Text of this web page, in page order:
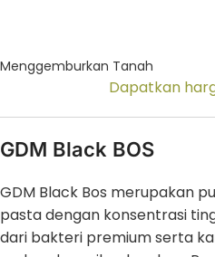
Menggemburkan Tanah
Dapatkan
GDM Black BOS
GDM Black Bos merupakan
pasta dengan konsentrasi
dari bakteri premium serta